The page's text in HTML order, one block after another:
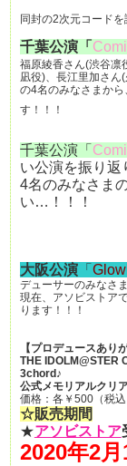
同封の2次元コード
千葉公演「
福原綾香さん(渋谷凛
凪役)、長江里加さん
の4名のみなさまから
す！！！
千葉公演「
い公演を振り返
4名のみなさま
い…！！！
大阪公演「
デューサーのみなさ
現在、アソビストア
ります！！！
【プロデュースあり
THE IDOLM@STER
3chord♪
公式メモリアルクリ
価格：各￥500（税込
☆販売期間
★アソビストア
2020年2